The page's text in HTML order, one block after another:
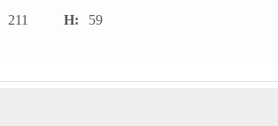
211 H: 59